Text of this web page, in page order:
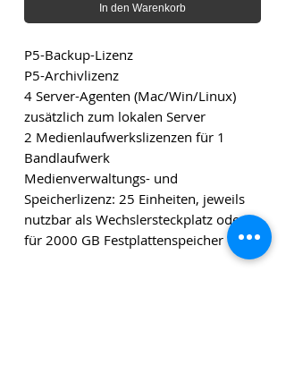
In den Warenkorb
P5-Backup-Lizenz
P5-Archivlizenz
4 Server-Agenten (Mac/Win/Linux)
zusätzlich zum lokalen Server
2 Medienlaufwerkslizenzen für 1
Bandlaufwerk
Medienverwaltungs- und
Speicherlizenz: 25 Einheiten, jeweils
nutzbar als Wechslersteckplatz oder
für 2000 GB Festplattenspeicher